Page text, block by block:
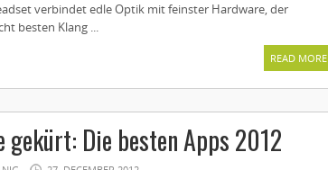
verbindet edle Optik mit feinster Hardware, der
besten Klang ...
READ MORE
gekürt: Die besten Apps 2012